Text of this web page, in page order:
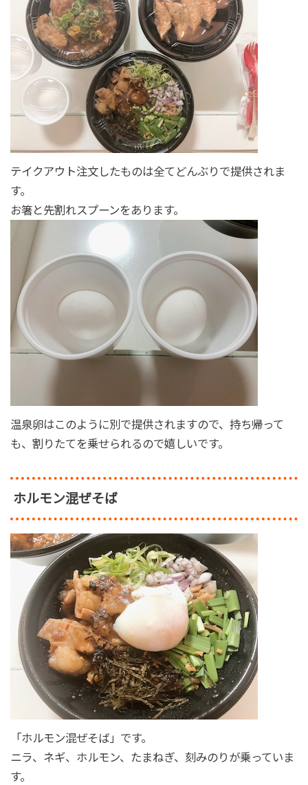
テイクアウト注文したものは全てどんぶりで提供されま
す。
お箸と先割れスプーンをあります。
温泉卵はこのように別で提供されますので、持ち帰って
も、割りたてを乗せられるので嬉しいです。
ホルモン混ぜそば
「ホルモン混ぜそば」です。
ニラ、ネギ、ホルモン、たまねぎ、刻みのりが乗っていま
す。